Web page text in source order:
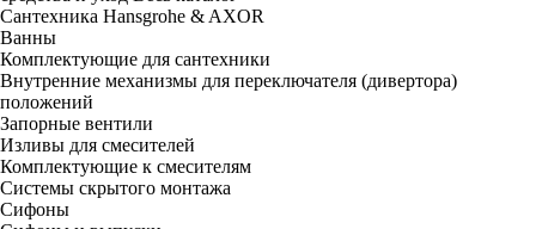
Сантехника Hansgrohe & AXOR
Ванны
Комплектующие для сантехники
Внутренние механизмы для переключателя (дивертора)
положений
Запорные вентили
Изливы для смесителей
Комплектующие к смесителям
Системы скрытого монтажа
Сифоны